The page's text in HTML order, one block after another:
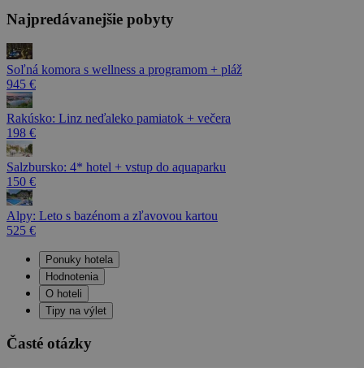
Najpredávanejšie pobyty
Soľná komora s wellness a programom + pláž
945 €
Rakúsko: Linz neďaleko pamiatok + večera
198 €
Salzbursko: 4* hotel + vstup do aquaparku
150 €
Alpy: Leto s bazénom a zľavovou kartou
525 €
Ponuky hotela
Hodnotenia
O hoteli
Tipy na výlet
Časté otázky